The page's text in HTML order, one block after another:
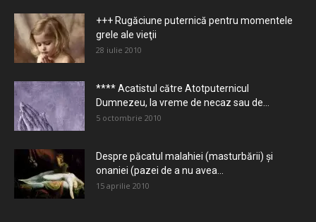
+++ Rugăciune puternică pentru momentele
grele ale vieţii
28 iulie 2010
**** Acatistul către Atotputernicul
Dumnezeu, la vreme de necaz sau de...
5 octombrie 2010
Despre păcatul malahiei (masturbării) şi
onaniei (pazei de a nu avea...
15 aprilie 2010